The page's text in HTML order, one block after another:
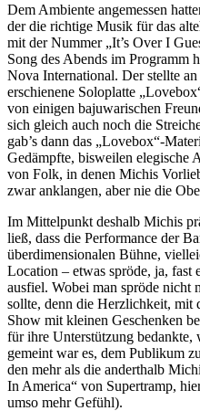
Dem Ambiente angemessen
der die richtige Musik für das
mit der Nummer „It’s Over I
Song des Abends im Programm
Nova International. Der stellte
erschienene Soloplatte
von einigen bajuwarischen
sich gleich auch noch die
gab’s dann das „Lovebox“-
Gedämpfte, bisweilen elegische
von Folk, in denen Michis
zwar anklangen, aber nie die
Im Mittelpunkt deshalb Michis
ließ, dass die Performance der
überdimensionalen Bühne,
Location – etwas spröde, ja, fast
ausfiel. Wobei man spröde nicht
sollte, denn die Herzlichkeit, mit
Show mit kleinen Geschenken
für ihre Unterstützung bedankte,
gemeint war es, dem Publikum
den mehr als die anderthalb
In America“ von Supertramp,
umso mehr Gefühl).